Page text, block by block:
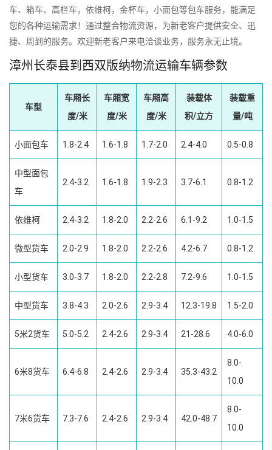
车、箱车、高栏车，依维柯，金杯车，小面包等包车服务，能满足
您的各种运输需求！通过整合物流资源，为新老客户提供安全、迅
捷、周到的服务。欢迎新老客户来电洽谈业务，服务永无止境。
漳州长泰县到西双版纳物流运输车辆参数
车型
车厢长
度/米
车厢宽
度/米
车厢高
度/米
装载体
积/立方
装载重
量/吨
小面包车 1.8-2.4 1.6-1.8 1.7-2.0 2.4-4.0 0.5-0.8
中型面包
车
2.4-3.2 1.6-1.8 1.9-2.3 3.7-6.1 0.8-1.2
依维柯 2.4-3.2 1.8-2.0 2.2-2.6 6.1-9.2 1.0-1.5
微型货车 2.0-2.9 1.8-2.0 2.2-2.6 4.2-6.7 0.8-1.2
小型货车 3.0-3.7 1.8-2.0 2.2-2.8 7.2-9.6 1.0-1.5
中型货车 3.8-4.3 2.0-2.6 2.9-3.4 12.3-19.8 1.5-2.0
5米2货车 5.0-5.2 2.4-2.6 2.9-3.4 21-28.6 4.0-6.0
6米8货车 6.4-6.8 2.4-2.6 2.9-3.4 35.3-43.2
8.0-
10.0
7米6货车 7.3-7.6 2.4-2.6 2.9-3.4 42.0-48.7
8.0-
10.0